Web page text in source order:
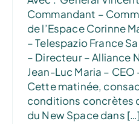
Commandant –
de l’Espace Corinne
– Telespazio France
– Directeur – Alliance
Jean-Luc Maria – CEO
Cette matinée,
conditions concrètes
du New Space dans […]